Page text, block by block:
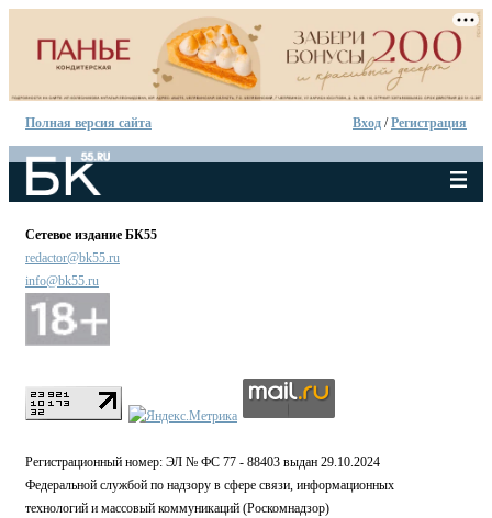
Полная версия сайта Вход /Регистрация
Сетевое издание БК55
redactor@bk55.ru
info@bk55.ru
Регистрационный номер: ЭЛ № ФС 77 - 88403 выдан 29.10.2024
Федеральной службой по надзору в сфере связи, информационных
технологий и массовый коммуникаций (Роскомнадзор)